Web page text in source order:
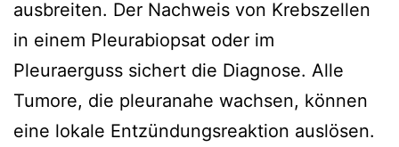
ausbreiten. Der Nachweis von Krebszellen
in einem Pleurabiopsat oder im
Pleuraerguss sichert die Diagnose. Alle
Tumore, die pleuranahe wachsen, können
eine lokale Entzündungsreaktion auslösen.